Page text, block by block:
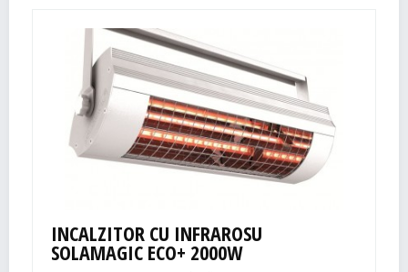
INCALZITOR CU INFRAROSU
SOLAMAGIC ECO+ 2000W